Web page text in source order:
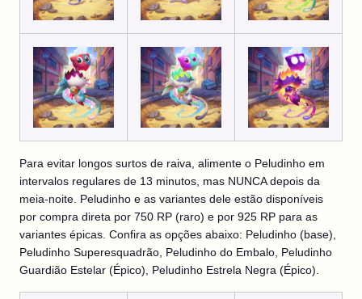
Para evitar longos surtos de raiva, alimente o Peludinho em
intervalos regulares de 13 minutos, mas NUNCA depois da
meia-noite. Peludinho e as variantes dele estão disponíveis
por compra direta por 750 RP (raro) e por 925 RP para as
variantes épicas. Confira as opções abaixo: Peludinho (base),
Peludinho Superesquadrão, Peludinho do Embalo, Peludinho
Guardião Estelar (Épico), Peludinho Estrela Negra (Épico).